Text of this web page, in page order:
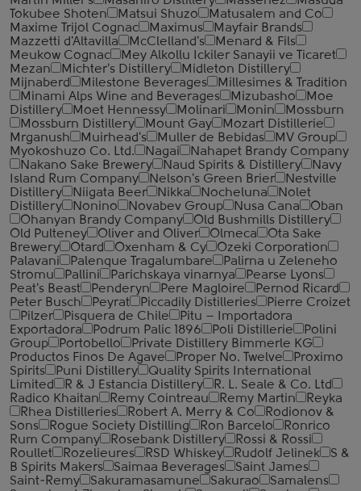
Tokubee Shoten
Matsui Shuzo
Matusalem and Co
Maxime Trijol Cognac
Maximus
Mayfair Brands
Mazzetti d'Altavilla
McClelland's
Menard & Fils
Meukow Cognac
Mey Alkollu Ickiler Sanayii ve Ticaret
Mezan
Michter's Distillery
Midleton Distillery
Mijnaberd
Milestone Beverages
Millesimes & Tradition
Minami Alps Wine and Beverages
Mizubasho
Moe
Distillery
Moet Hennessy Molinari Monin
Mossburn
Mossburn Distillery
Mount Gay
Mozart Distillerie
Mrganush
Muirhead's Muller de Bebidas
MV Group
Myokoshuzo Co. Ltd.
Nagai
Nahapet Brandy Company
Nakano Sake Brewery
Naud Spirits & Distillery
Navy
Island Rum Company
Nelson's Green Brier
Nestville
Distillery
Niigata Beer Nikka Nocheluna
Nolet
Distillery
Nonino Novabev Group Nusa Cana
Oban
Ohanyan Brandy Company
Old Bushmills Distillery
Old Pulteney
Oliver and Oliver Olmeca
Ota Sake
Brewery
Otard Oxenham & Cy
Ozeki Corporation
Palavani
Palenque Tragalumbare
Palirna u Zeleneho
Stromu
Pallini Parichskaya vinarnya
Pearse Lyons
Peat's Beast
Penderyn Pere Magloire
Pernod Ricard
Peter Busch
Peyrat Piccadily Distilleries
Pierre Croizet
Pilzer
Pisquera de Chile
Pitu – Importadora
Exportadora
Podrum Palic 1896 Poli Distillerie
Polini
Group
Portobello
Private Distillery Bimmerle KG
Productos Finos De Agave
Proper No. Twelve
Proximo
Spirits
Puni Distillery
Quality Spirits International
Limited
R & J Estancia Distillery
R. L. Seale & Co. Ltd
Radico Khaitan
Remy Cointreau Remy Martin
Reyka
Rhea Distilleries
Robert A. Merry & Co
Rodionov &
Sons
Rogue Society Distilling Ron Barcelo
Ronrico
Rum Company
Rosebank Distillery
Rossi & Rossi
Roullet
Rozelieures RSD Whiskey Rudolf Jelinek
S &
B Spirits Makers
Saimaa Beverages
Saint James
Saint-Remy
Sakuramasamune Sakurao
Samalens